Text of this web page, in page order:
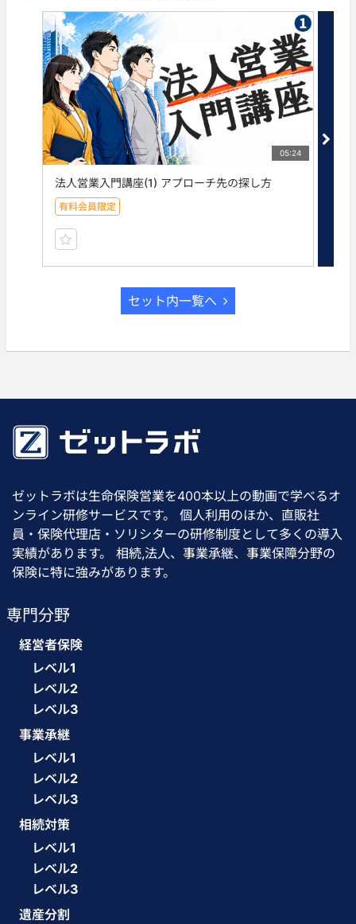
タグ
企業情報 業種別審査事典 業種別
05:24
法人営業入門講座(1) アプローチ先の探し方
有料会員限定
セット内一覧へ
ゼットラボは生命保険営業を400本以上の動画で学べるオ
ンライン研修サービスです。 個人利用のほか、直販社
員・保険代理店・ソリシターの研修制度として多くの導入
実績があります。 相続,法人、事業承継、事業保障分野の
保険に特に強みがあります。
専門分野
経営者保険
レベル1
レベル2
レベル3
事業承継
レベル1
レベル2
レベル3
相続対策
レベル1
レベル2
レベル3
遺産分割